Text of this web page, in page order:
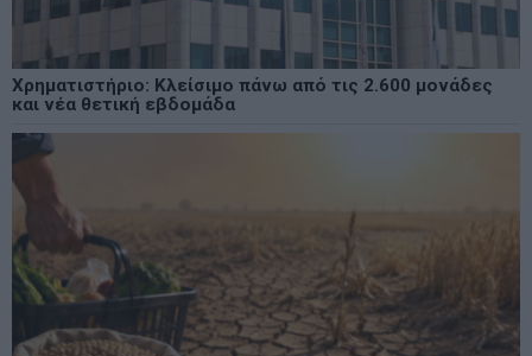
Χρηματιστήριο: Κλείσιμο πάνω από τις 2.600 μονάδες
και νέα θετική εβδομάδα